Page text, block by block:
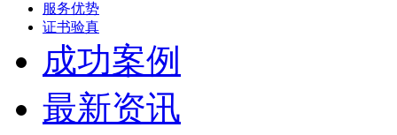
服务优势
证书验真
成功案例
最新资讯